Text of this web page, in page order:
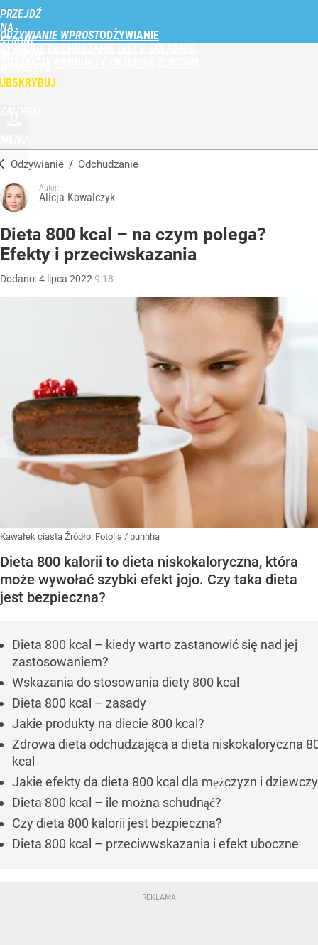
PRZEJDŹ
NA
STRONĘ
ODŻYWIANIE WPROST
Odżywianie / Odchudzanie
Autor:
Alicja Kowalczyk
Dieta 800 kcal – na czym polega?
Efekty i przeciwskazania
Dodano:4 lipca 2022 9:18
Kawałek ciasta Źródło: Fotolia / puhhha
Dieta 800 kalorii to dieta niskokaloryczna, która
może wywołać szybki efekt jojo. Czy taka dieta
jest bezpieczna?
Dieta 800 kcal – kiedy warto zastanowić się nad jej
zastosowaniem?
Wskazania do stosowania diety 800 kcal
Dieta 800 kcal – zasady
Jakie produkty na diecie 800 kcal?
Zdrowa dieta odchudzająca a dieta niskokaloryczna
kcal
Jakie efekty da dieta 800 kcal dla mężczyzn i
Dieta 800 kcal – ile można schudnąć?
Czy dieta 800 kalorii jest bezpieczna?
Dieta 800 kcal – przeciwwskazania i efekt uboczne